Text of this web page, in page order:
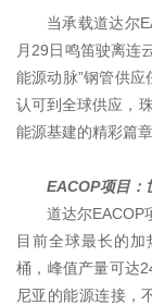
当承载道达尔
月29日鸣笛驶离连
能源动脉”钢管供
认可到全球供应，
能源基建的精彩篇章
EACOP项目：
道达尔
目前全球最长的
桶，峰值产量可达
尼亚的能源连接，